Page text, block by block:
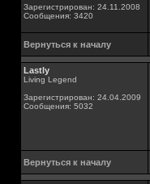
Зарегистрирован: 24.11.2008
Сообщения: 3420
Вернуться к началу
Lastly
Living Legend
Зарегистрирован: 24.04.2009
Сообщения: 5032
Вернуться к началу